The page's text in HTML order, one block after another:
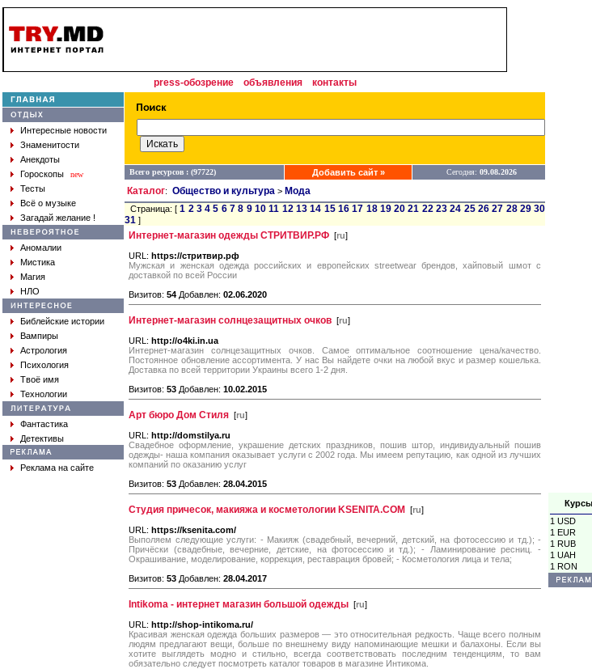
1 USD
1 EUR
1 RUB
1 UAH
1 RON
press-обозрение объявления контакты
Интересные новости
Знаменитости
Анекдоты
Гороскопы
new
Тесты
Всё о музыке
Загадай желание !
Аномалии
Мистика
Магия
НЛО
Библейские истории
Вампиры
Астрология
Психология
Твоё имя
Технологии
Фантастика
Детективы
Реклама на сайте
Всего ресурсов : (97722) Добавить сайт » Сегодня: 09.08.2026
Каталог: Общество и культура > Мода
Страница: [1 2 3 4 5 6 7 8 9 10 11 12 13 14 15 16 17 18 19 20 21 22 23 24 25 26 27 28 29 30
31 ]
Интернет-магазин одежды СТРИТВИР.РФ [ru]
URL: https://стритвир.рф
Мужская и женская одежда российских и европейских streetwear брендов, хайповый шмот с
доставкой по всей России
Визитов: 54 Добавлен: 02.06.2020
Интернет-магазин солнцезащитных очков [ru]
URL: http://o4ki.in.ua
Интернет-магазин солнцезащитных очков. Самое оптимальное соотношение цена/качество.
Постоянное обновление ассортимента. У нас Вы найдете очки на любой вкус и размер кошелька.
Доставка по всей территории Украины всего 1-2 дня.
Визитов: 53 Добавлен: 10.02.2015
Арт бюро Дом Стиля [ru]
URL: http://domstilya.ru
Свадебное оформление, украшение детских праздников, пошив штор, индивидуальный пошив
одежды- наша компания оказывает услуги с 2002 года. Мы имеем репутацию, как одной из лучших
компаний по оказанию услуг
Визитов: 53 Добавлен: 28.04.2015
Студия причесок, макияжа и косметологии KSENITA.COM [ru]
URL: https://ksenita.com/
Выполяем следующие услуги: - Макияж (свадебный, вечерний, детский, на фотосессию и тд.); -
Причёски (свадебные, вечерние, детские, на фотосессию и тд.); - Ламинирование ресниц. -
Окрашивание, моделирование, коррекция, реставрация бровей; - Косметология лица и тела;
Визитов: 53 Добавлен: 28.04.2017
Intikoma - интернет магазин большой одежды [ru]
URL: http://shop-intikoma.ru/
Красивая женская одежда больших размеров — это относительная редкость. Чаще всего полным
людям предлагают вещи, больше по внешнему виду напоминающие мешки и балахоны. Если вы
хотите выглядеть модно и стильно, всегда соответствовать последним тенденциям, то вам
обязательно следует посмотреть каталог товаров в магазине Интикома.